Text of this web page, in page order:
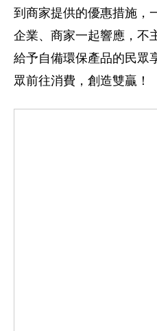
到商家提供的優惠措施，
企業、商家一起響應，不
給予自備環保產品的民眾
眾前往消費，創造雙贏！